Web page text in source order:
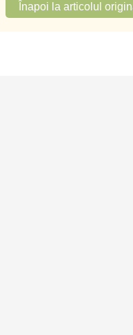
Înapoi la articolul